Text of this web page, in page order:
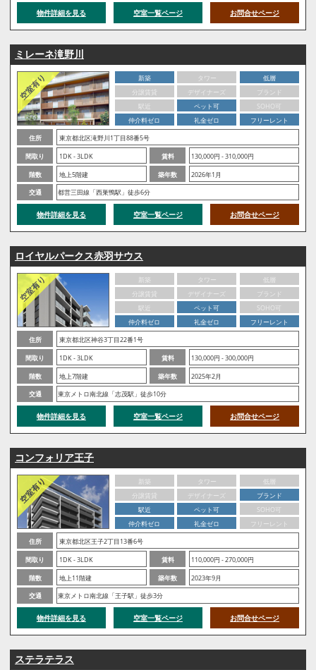
物件詳細を見る 空室一覧ページ お問合せページ
ミレーネ滝野川
新築 タワー
低層
分譲賃貸
デザイナーズ
ブランド
駅近
ペット可
SOHO可
仲介料ゼロ
礼金ゼロ
フリーレント
住所
東京都北区滝野川1丁目88番5号
間取り
1DK - 3LDK 賃料
130,000円 - 310,000円
階数
地上5階建 築年数
2026年1月
交通
都営三田線「西巣鴨駅」徒歩6分
物件詳細を見る 空室一覧ページ お問合せページ
ロイヤルパークス赤羽サウス
新築 タワー
低層
分譲賃貸
デザイナーズ
ブランド
駅近
ペット可
SOHO可
仲介料ゼロ
礼金ゼロ
フリーレント
住所
東京都北区神谷3丁目22番1号
間取り
1DK - 3LDK 賃料
130,000円 - 300,000円
階数
地上7階建 築年数
2025年2月
交通
東京メトロ南北線「志茂駅」徒歩10分
物件詳細を見る 空室一覧ページ お問合せページ
コンフォリア王子
新築 タワー
低層
分譲賃貸
デザイナーズ
ブランド
駅近
ペット可
SOHO可
仲介料ゼロ
礼金ゼロ
フリーレント
住所
東京都北区王子2丁目13番6号
間取り
1DK - 3LDK 賃料
110,000円 - 270,000円
階数
地上11階建 築年数
2023年9月
交通
東京メトロ南北線「王子駅」徒歩3分
物件詳細を見る 空室一覧ページ お問合せページ
ステラテラス